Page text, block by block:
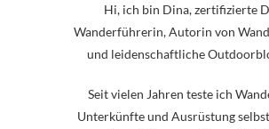
Hi, ich bin Dina, zertifizierte
Wanderführerin, Autorin von
und leidenschaftliche
Seit vielen Jahren teste ich
Unterkünfte und Ausrüstung